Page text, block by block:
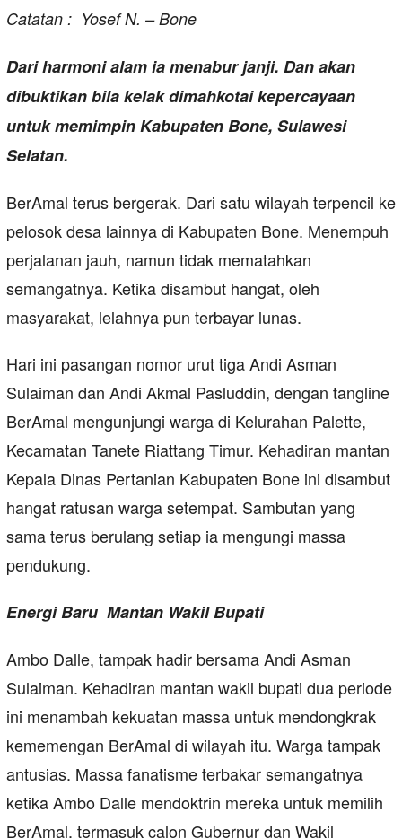
Catatan : Yosef N. – Bone
Dari harmoni alam ia menabur janji. Dan akan
dibuktikan bila kelak dimahkotai kepercayaan
untuk memimpin Kabupaten Bone, Sulawesi
Selatan.
BerAmal terus bergerak. Dari satu wilayah terpencil ke
pelosok desa lainnya di Kabupaten Bone. Menempuh
perjalanan jauh, namun tidak mematahkan
semangatnya. Ketika disambut hangat, oleh
masyarakat, lelahnya pun terbayar lunas.
Hari ini pasangan nomor urut tiga Andi Asman
Sulaiman dan Andi Akmal Pasluddin, dengan tangline
BerAmal mengunjungi warga di Kelurahan Palette,
Kecamatan Tanete Riattang Timur. Kehadiran mantan
Kepala Dinas Pertanian Kabupaten Bone ini disambut
hangat ratusan warga setempat. Sambutan yang
sama terus berulang setiap ia mengungi massa
pendukung.
Energi Baru Mantan Wakil Bupati
Ambo Dalle, tampak hadir bersama Andi Asman
Sulaiman. Kehadiran mantan wakil bupati dua periode
ini menambah kekuatan massa untuk mendongkrak
kememengan BerAmal di wilayah itu. Warga tampak
antusias. Massa fanatisme terbakar semangatnya
ketika Ambo Dalle mendoktrin mereka untuk memilih
BerAmal, termasuk calon Gubernur dan Wakil